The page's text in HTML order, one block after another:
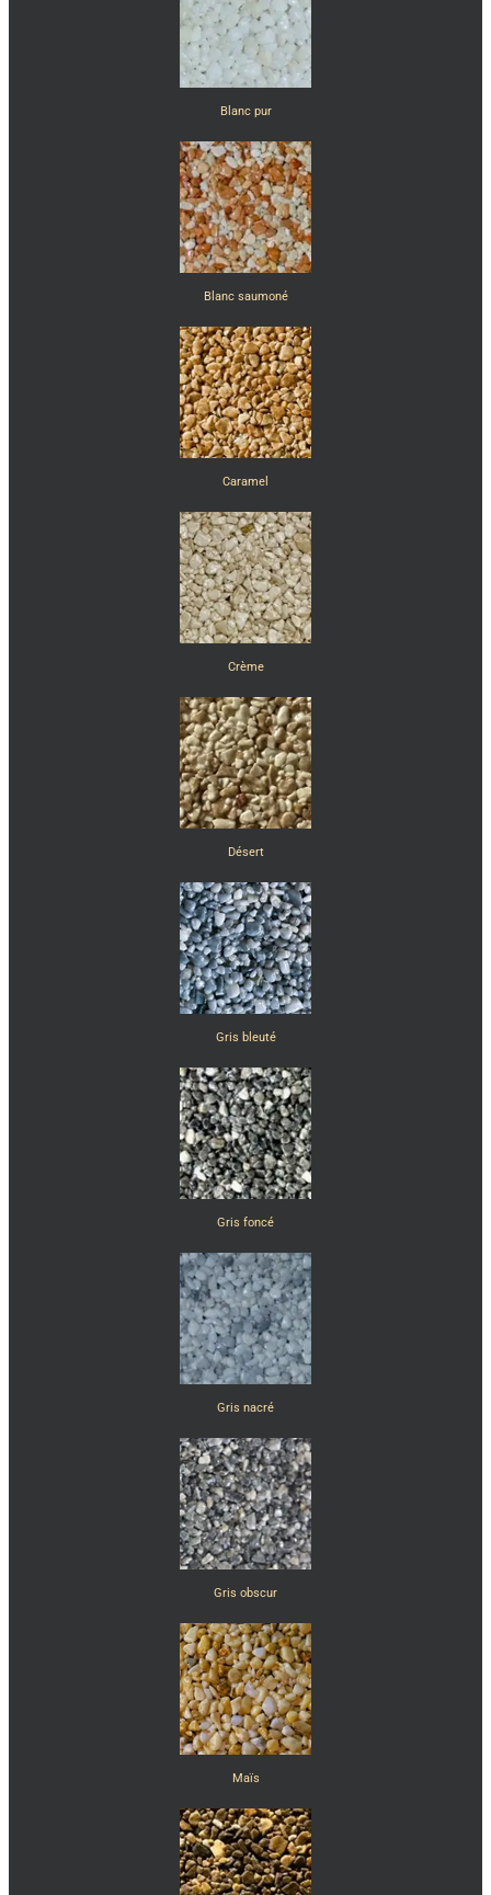
Blanc pur
Blanc saumoné
Caramel
Crème
Désert
Gris bleuté
Gris foncé
Gris nacré
Gris obscur
Maïs